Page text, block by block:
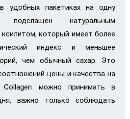
удобных пакетиках на одну
натуральным
который имеет более
индекс и меньшее
чем обычный сахар. Это
цены и качества на
Collagen можно принимать в
важно только соблюдать